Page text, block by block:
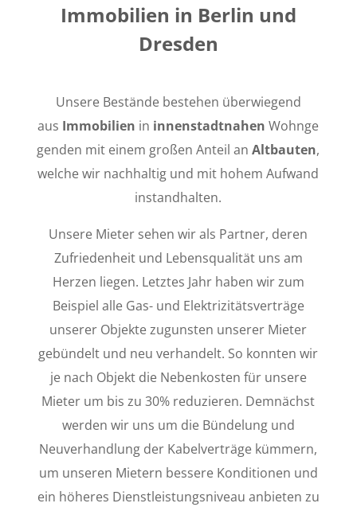
Immobilien in Berlin und
Dresden
Unsere Bestände bestehen überwiegend
aus Immobilien in innenstadtnahenWohnge
genden mit einem großen Anteil anAltbauten,
welche wir nachhaltig und mit hohem Aufwand
instandhalten.
Unsere Mieter sehen wir als Partner, deren
Zufriedenheit und Lebensqualität uns am
Herzen liegen. Letztes Jahr haben wir zum
Beispiel alle Gas- und Elektrizitätsverträge
unserer Objekte zugunsten unserer Mieter
gebündelt und neu verhandelt. So konnten wir
je nach Objekt die Nebenkosten für unsere
Mieter um bis zu 30% reduzieren. Demnächst
werden wir uns um die Bündelung und
Neuverhandlung der Kabelverträge kümmern,
um unseren Mietern bessere Konditionen und
ein höheres Dienstleistungsniveau anbieten zu